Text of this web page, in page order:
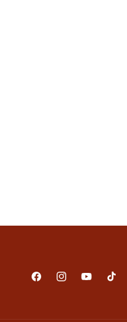
FacebookInstagramYouTubeTikTok